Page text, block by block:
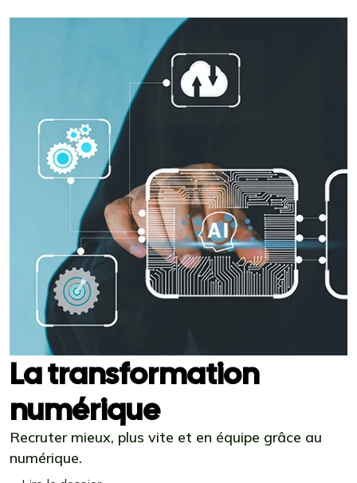
La transformation
numérique
Recruter mieux, plus vite et en équipe grâce au
numérique.